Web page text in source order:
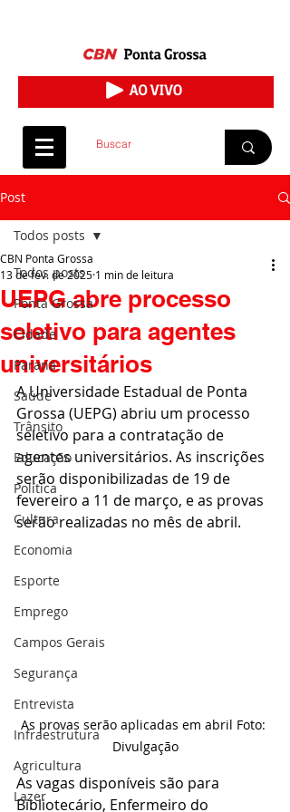
Post
Todos posts
Ponta Grossa
Cidade
Paraná
Saúde
Trânsito
Educação
Política
Cultura
Economia
Esporte
Emprego
Campos Gerais
Segurança
Entrevista
Infraestrutura
Agricultura
Lazer
Todos posts
UEPG abre processo
seletivo para agentes
universitários
CBN Ponta Grossa
13 de fev. de 2025 1 min de leitura
A Universidade Estadual de Ponta
Grossa (UEPG) abriu um processo
seletivo para a contratação de
agentes universitários. As inscrições
serão disponibilizadas de 19 de
fevereiro a 11 de março, e as provas
serão realizadas no mês de abril.
As provas serão aplicadas em abril Foto:
Divulgação
As vagas disponíveis são para
Bibliotecário, Enfermeiro do